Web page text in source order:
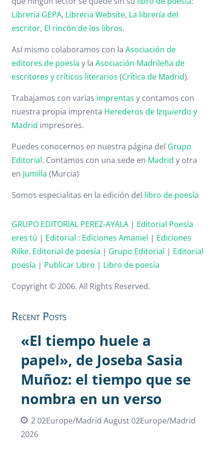
Libreria GEPA, Libreria Website, La librería del
escritor, El rincón de los libros.
Así mismo colaboramos con la Asociación de
editores de poesía y la Asociación Madrileña de
escritores y críticos literarios (Crítica de Madrid).
Trabajamos con varias imprentas y contamos con
nuestra propia imprenta Herederos de Izquierdo y
Madrid impresores.
Puedes conocernos en nuestra página del Grupo
Editorial. Contamos con una sede en Madrid y otra
en Jumilla (Murcia)
Somos especialitas en la edición del libro de poesía
GRUPO EDITORIAL PEREZ-AYALA | Editorial Poesía
eres tú | Editorial : Ediciones Amaniel | Ediciones
Rilke. Editorial de poesía | Grupo Editorial | Editorial
poesía | Publicar Libro | Libro de poesía
Copyright © 2006. All Rights Reserved.
Recent Posts
«El tiempo huele a
papel», de Joseba Sasia
Muñoz: el tiempo que se
nombra en un verso
2 02Europe/Madrid August 02Europe/Madrid
2026